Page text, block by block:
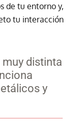
de tu entorno y,
tu interacción
distinta
y